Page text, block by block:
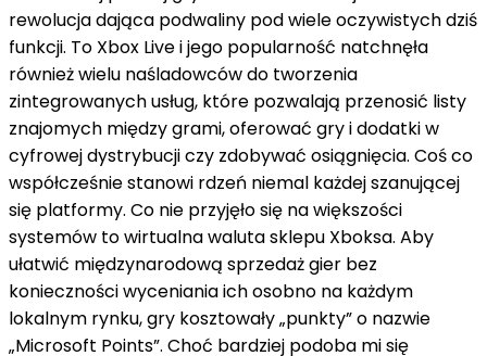
rewolucja dająca podwaliny pod wiele oczywistych dziś
funkcji. To Xbox Live i jego popularność natchnęła
również wielu naśladowców do tworzenia
zintegrowanych usług, które pozwalają przenosić listy
znajomych między grami, oferować gry i dodatki w
cyfrowej dystrybucji czy zdobywać osiągnięcia. Coś co
współcześnie stanowi rdzeń niemal każdej szanującej
się platformy. Co nie przyjęło się na większości
systemów to wirtualna waluta sklepu Xboksa. Aby
ułatwić międzynarodową sprzedaż gier bez
konieczności wyceniania ich osobno na każdym
lokalnym rynku, gry kosztowały „punkty” o nazwie
„Microsoft Points”. Choć bardziej podoba mi się